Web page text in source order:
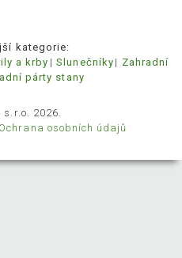
kategorie:
a krby Slunečníky
Zahradní
párty stany
s.r.o. 2026.
Ochrana osobních údajů